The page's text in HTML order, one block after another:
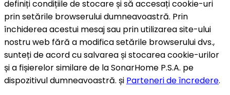
definiți condițiile de stocare și să accesați cookie-uri
prin setările browserului dumneavoastră. Prin
închiderea acestui mesaj sau prin utilizarea site-ului
nostru web fără a modifica setările browserului dvs.,
sunteți de acord cu salvarea și stocarea cookie-urilor
și a fișierelor similare de la SonarHome P.S.A. pe
dispozitivul dumneavoastră. și Parteneri de încredere.